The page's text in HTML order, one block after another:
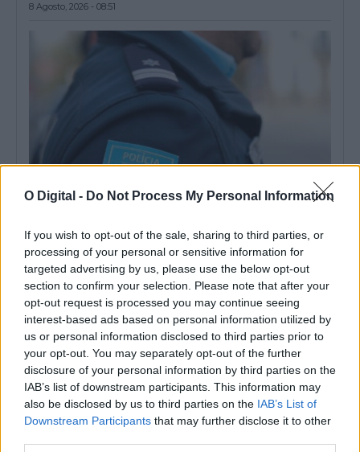
O Digital - Do Not Process My Personal Information
If you wish to opt-out of the sale, sharing to third parties, or
processing of your personal or sensitive information for
targeted advertising by us, please use the below opt-out
section to confirm your selection. Please note that after your
opt-out request is processed you may continue seeing
interest-based ads based on personal information utilized by
us or personal information disclosed to third parties prior to
your opt-out. You may separately opt-out of the further
disclosure of your personal information by third parties on the
IAB’s list of downstream participants. This information may
also be disclosed by us to third parties on the IAB’s List of
Downstream Participants that may further disclose it to other
8 Agosto, 2026 - 08:51
PSP detém dois homens em Elvas por posse de armas proibidas
O Comando Distrital da PSP de Portalegre deteve dois homens,
em Elvas, por posse...
7 Agosto, 2026 - 15:26